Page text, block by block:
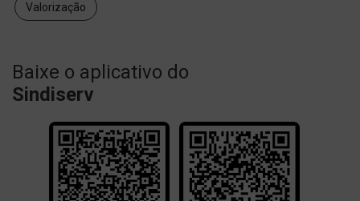
Valorização
Baixe o aplicativo do
Sindiserv